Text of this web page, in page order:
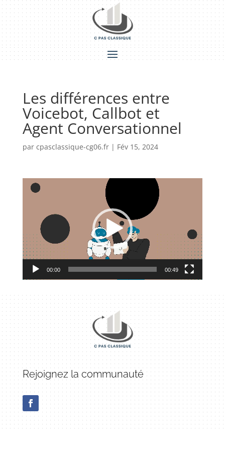
Les différences entre
Voicebot, Callbot et
Agent Conversationnel
par cpasclassique-cg06.fr| Fév 15, 2024
Lecteur
vidéo
00:00 00:49
Rejoignez la communauté